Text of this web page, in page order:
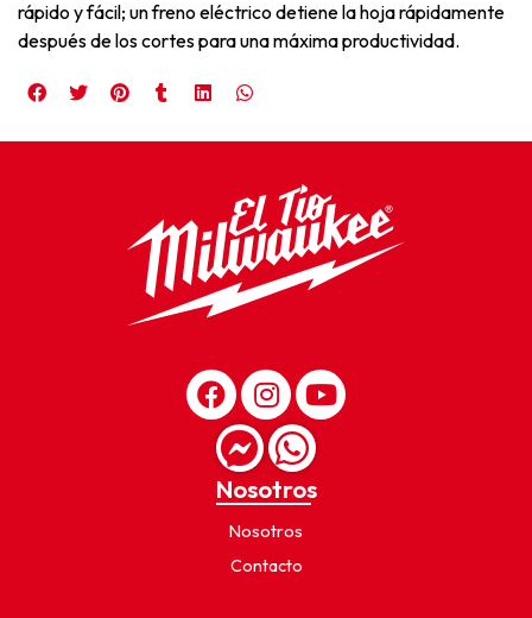
rápido y fácil; un freno eléctrico detiene la hoja rápidamente
después de los cortes para una máxima productividad.
Nosotros
Nosotros
Contacto